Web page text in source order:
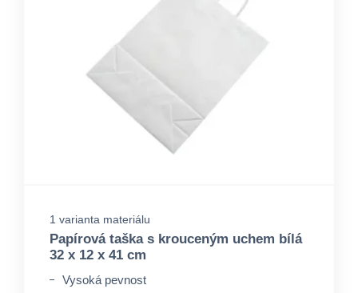
1 varianta materiálu
Papírová taška s krouceným uchem bílá
32 x 12 x 41 cm
Vysoká pevnost